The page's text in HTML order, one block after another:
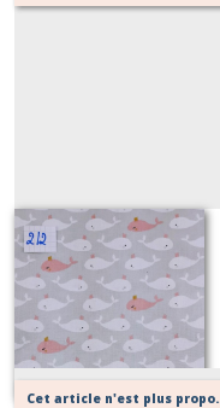
212
Sur demande
Cet article n'est